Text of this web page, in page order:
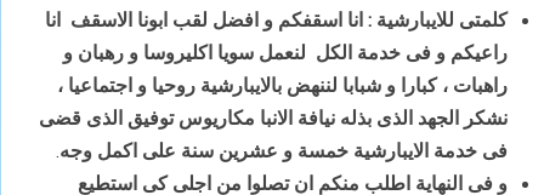
كلمتى للايبارشية : انا اسقفكم و افضل لقب ابونا الاسقف انا
راعيكم و فى خدمة الكل لنعمل سويا اكليروسا و رهبان و
راهبات ، كبارا و شبابا لننهض بالايبارشية روحيا و اجتماعيا ،
نشكر الجهد الذى بذله نيافة الانبا مكاريوس توفيق الذى قضى
فى خدمة الايبارشية خمسة و عشرين سنة على اكمل وجه.
و فى النهاية اطلب منكم ان تصلوا من اجلى كى استطيع